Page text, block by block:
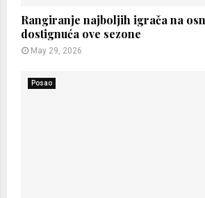
Rangiranje najboljih igrača na
dostignuća ove sezone
May 29, 2026
Posao